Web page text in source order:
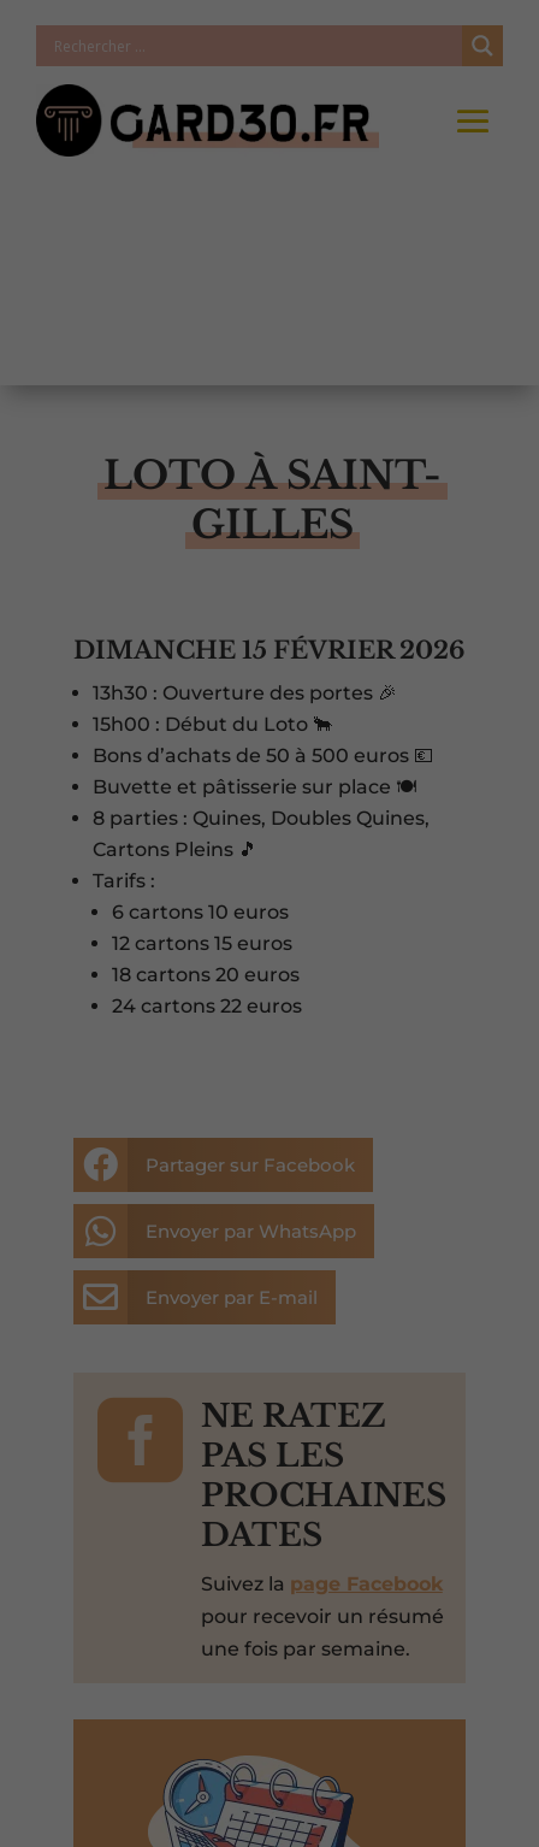
LOTO À SAINT-
GILLES
DIMANCHE 15 FÉVRIER 2026
13h30 : Ouverture des portes 🎉
15h00 : Début du Loto 🐂
Bons d’achats de 50 à 500 euros 💶
Buvette et pâtisserie sur place 🍽️
8 parties : Quines, Doubles Quines,
Cartons Pleins 🎵
Tarifs :
6 cartons 10 euros
12 cartons 15 euros
18 cartons 20 euros
24 cartons 22 euros
 Partager sur Facebook
 Envoyer par WhatsApp
 Envoyer par E-mail

NE RATEZ
PAS LES
PROCHAINES
DATES
Suivez la page Facebook
pour recevoir un résumé
une fois par semaine.